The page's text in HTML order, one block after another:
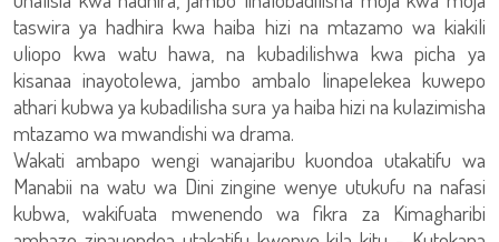
taswira ya hadhira kwa haiba hizi na mtazamo wa kiakili
uliopo kwa watu hawa, na kubadilishwa kwa picha ya
kisanaa inayotolewa, jambo ambalo linapelekea kuwepo
athari kubwa ya kubadilisha sura ya haiba hizi na kulazimisha
mtazamo wa mwandishi wa drama.
Wakati ambapo wengi wanajaribu kuondoa utakatifu wa
Manabii na watu wa Dini zingine wenye utukufu na nafasi
kubwa, wakifuata mwenendo wa fikra za Kimagharibi